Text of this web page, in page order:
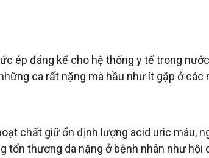
ép đáng kể cho hệ thống y tế trong
ca rất nặng mà hầu như ít gặp ở các
chất giữ ổn định lượng acid uric máu,
tổn thương da nặng ở bệnh nhân như hội